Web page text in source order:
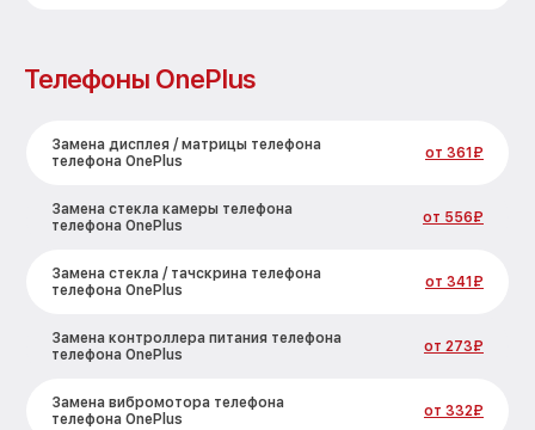
Телефоны OnePlus
Замена дисплея / матрицы телефона
телефона OnePlus
от 361₽
Замена стекла камеры телефона
телефона OnePlus
от 556₽
Замена стекла / тачскрина телефона
телефона OnePlus
от 341₽
Замена контроллера питания телефона
телефона OnePlus
от 273₽
Замена вибромотора телефона
телефона OnePlus
от 332₽